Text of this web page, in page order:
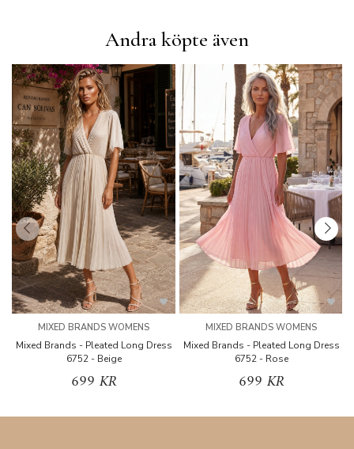
Andra köpte även
MIXED BRANDS WOMENS
Mixed Brands - Pleated Long Dress
6752 - Beige
699 KR
MIXED BRANDS WOMENS
Mixed Brands - Pleated Long Dress
6752 - Rose
699 KR